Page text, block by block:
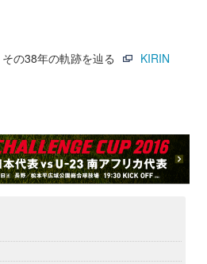
の38年の軌跡を辿る
KIRIN